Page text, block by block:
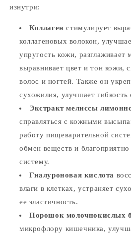
изнутри:
Коллаген стимулирует
коллагеновых волокон,
упругость кожи,
выравнивает цвет и тон кожи,
волос и ногтей. Также он
сухожилия, улучшает гибкость
Экстракт мелиссы
справляться с кожными
работу пищеварительной
обмен веществ и
систему.
Гиалуроновая кислота
влаги в клетках, устраняет
ее эластичность.
Порошок молочнокислых
микрофлору кишечника,